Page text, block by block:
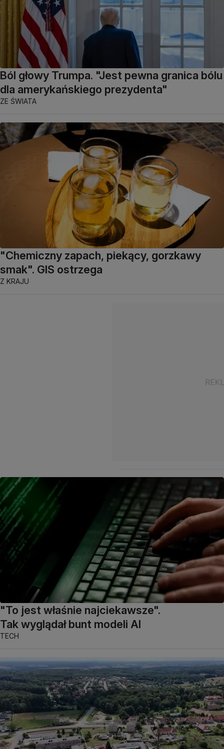
Ból głowy Trumpa. "Jest pewna granica bólu
dla amerykańskiego prezydenta"
ZE ŚWIATA
"Chemiczny zapach, piekący, gorzkawy
smak". GIS ostrzega
Z KRAJU
"To jest właśnie najciekawsze".
Tak wyglądał bunt modeli AI
TECH